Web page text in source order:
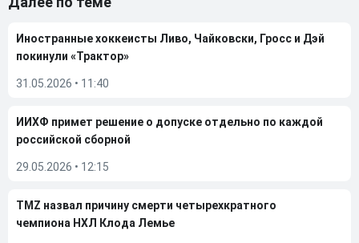
Иностранные хоккеисты Ливо, Чайковски, Гросс и Дэй
покинули «Трактор»
31.05.2026 • 11:40
ИИХФ примет решение о допуске отдельно по каждой
российской сборной
29.05.2026 • 12:15
TMZ назвал причину смерти четырехкратного
чемпиона НХЛ Клода Лемье